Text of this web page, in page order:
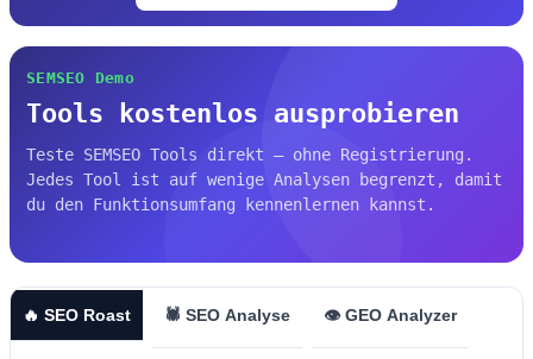
SEMSEO Demo
Tools kostenlos ausprobieren
Teste SEMSEO Tools direkt – ohne Registrierung.
Jedes Tool ist auf wenige Analysen begrenzt, damit
du den Funktionsumfang kennenlernen kannst.
🔥 SEO Roast 🕷️ SEO Analyse 👁️ GEO Analyzer